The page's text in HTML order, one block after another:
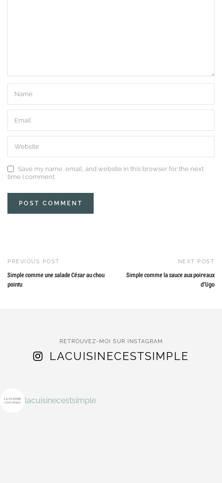
Save my name, email, and website in this browser for the next
time I comment.
PREVIOUS POST
Simple comme une salade César au chou
pointu
NEXT POST
Simple comme la sauce aux poireaux
d'Ugo
RETROUVEZ-MOI SUR INSTAGRAM
LACUISINECESTSIMPLE
lacuisinecestsimple